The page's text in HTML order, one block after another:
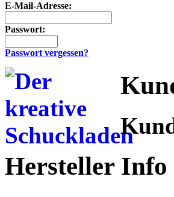
E-Mail-Adresse:
Passwort:
Passwort vergessen?
Hersteller Info